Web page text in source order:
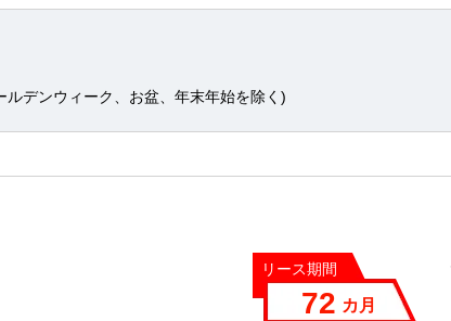
ルデンウィーク、お盆、年末年始を除く)
リース期間
72 カ月